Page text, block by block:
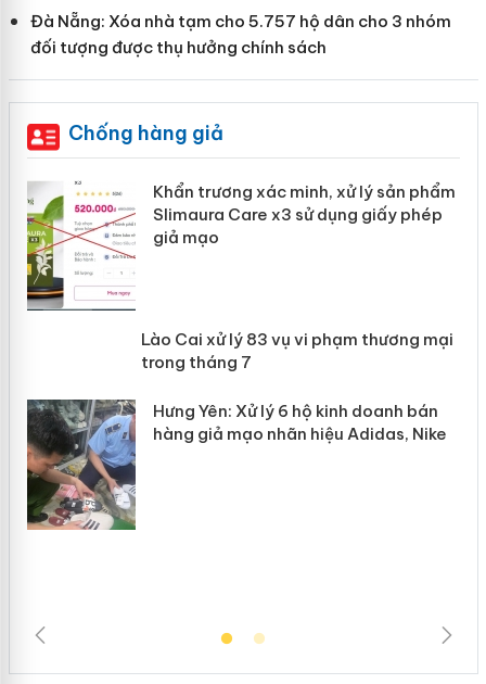
Đà Nẵng: Xóa nhà tạm cho 5.757 hộ dân cho 3 nhóm
đối tượng được thụ hưởng chính sách
Chống hàng giả
Khẩn trương xác minh, xử lý sản phẩm
Slimaura Care x3 sử dụng giấy phép
giả mạo
Lào Cai xử lý 83 vụ vi phạm thương
mại trong tháng 7